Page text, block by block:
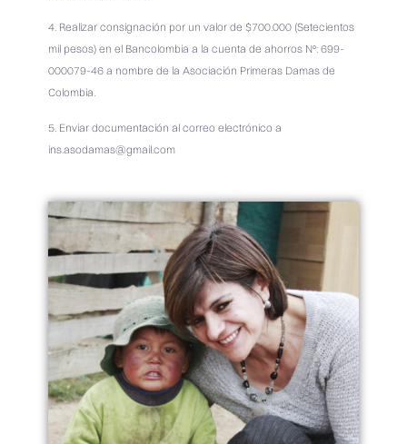
4. Realizar consignación por un valor de $700.000 (Setecientos
mil pesos) en el Bancolombia a la cuenta de ahorros Nº: 699-
000079-46 a nombre de la Asociación Primeras Damas de
Colombia.
5. Enviar documentación al correo electrónico a
ins.asodamas@gmail.com